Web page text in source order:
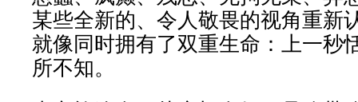
某些全新的、令人敬畏的视角重新
就像同时拥有了双重生命：上一秒
所不知。